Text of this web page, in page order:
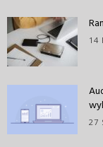
14
27